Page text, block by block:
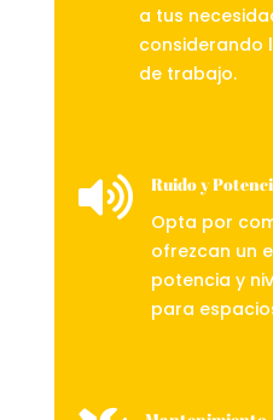
a tus
considerando
de trabajo.
 Ruido y
Opta por
ofrezcan un
potencia y
para